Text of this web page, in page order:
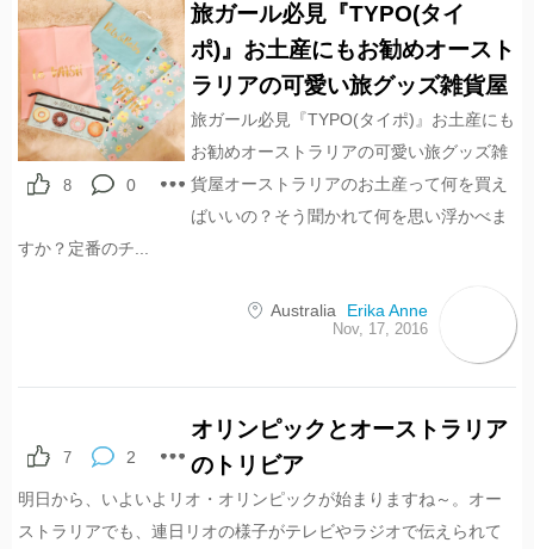
0
8
旅ガール必見『TYPO(タイ
ポ)』お土産にもお勧めオースト
ラリアの可愛い旅グッズ雑貨屋
旅ガール必見『TYPO(タイポ)』お土産にも
お勧めオーストラリアの可愛い旅グッズ雑
貨屋オーストラリアのお土産って何を買え
ばいいの？そう聞かれて何を思い浮かべま
すか？定番のチ...
Australia Erika Anne
Nov, 17, 2016
2
7
オリンピックとオーストラリア
のトリビア
明日から、いよいよリオ・オリンピックが始まりますね～。オー
ストラリアでも、連日リオの様子がテレビやラジオで伝えられて